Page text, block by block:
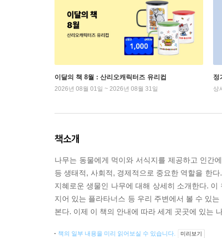
이달의 책 8월 : 산리오캐릭터즈 유리컵
2026년 08월 01일 ~ 2026년 08월 31일
정
상
책소개
나무는 동물에게 먹이와 서식지를 제공하고 인간
등 생태적, 사회적, 경제적으로 중요한 역할을 한
지혜로운 생물인 나무에 대해 상세히 소개한다.
지어 있는 플라타너스 등 우리 주변에서 볼 수 있
본다. 이제 이 책의 안내에 따라 세계 곳곳에 있는
책의 일부 내용을 미리 읽어보실 수 있습니다. 미리보기